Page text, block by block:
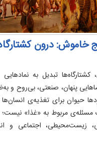
خاموش: درون
تبدیل به
پنهان، صنعتی، بی‌روح و
حیوان برای تغذیه‌ی
مسئله‌ی مربوط به «غذا»
زیست‌محیطی، اجتماعی و